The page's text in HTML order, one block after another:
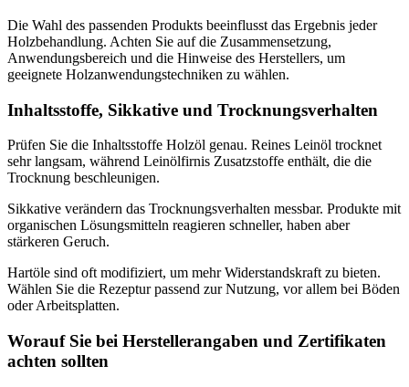
Die Wahl des passenden Produkts beeinflusst das Ergebnis jeder
Holzbehandlung. Achten Sie auf die Zusammensetzung,
Anwendungsbereich und die Hinweise des Herstellers, um
geeignete Holzanwendungstechniken zu wählen.
Inhaltsstoffe, Sikkative und Trocknungsverhalten
Prüfen Sie die Inhaltsstoffe Holzöl genau. Reines Leinöl trocknet
sehr langsam, während Leinölfirnis Zusatzstoffe enthält, die die
Trocknung beschleunigen.
Sikkative verändern das Trocknungsverhalten messbar. Produkte mit
organischen Lösungsmitteln reagieren schneller, haben aber
stärkeren Geruch.
Hartöle sind oft modifiziert, um mehr Widerstandskraft zu bieten.
Wählen Sie die Rezeptur passend zur Nutzung, vor allem bei Böden
oder Arbeitsplatten.
Worauf Sie bei Herstellerangaben und Zertifikaten
achten sollten